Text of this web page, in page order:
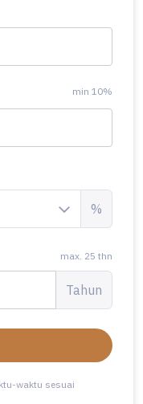
min 10%
%
max. 25 thn
Tahun
waktu sesuai